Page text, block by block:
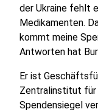
der Ukraine fehlt
Medikamenten.
kommt meine
Antworten hat
Er ist
Zentralinstitut für
Spendensiegel